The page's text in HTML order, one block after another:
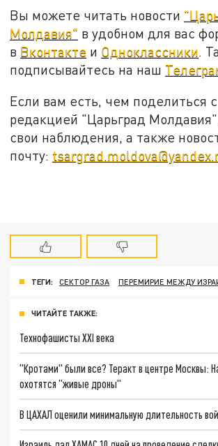
Вы можете читать новости
Молдавия" в удобном для вас
в Вконтакте и Одноклассники.
подписывайтесь на наш
Если вам есть, чем поделиться с
редакцией "Царьград
свои наблюдения, а также
почту:
ТЕГИ: СЕКТОР ГАЗА ПЕРЕМИРИЕ МЕЖДУ
ЧИТАЙТЕ ТАКЖЕ:
Технофашисты XXI века
"Кротами" были все? Теракт в центре Москвы:
охотятся "живые дроны"
В ЦАХАЛ оценили минимальную длительность